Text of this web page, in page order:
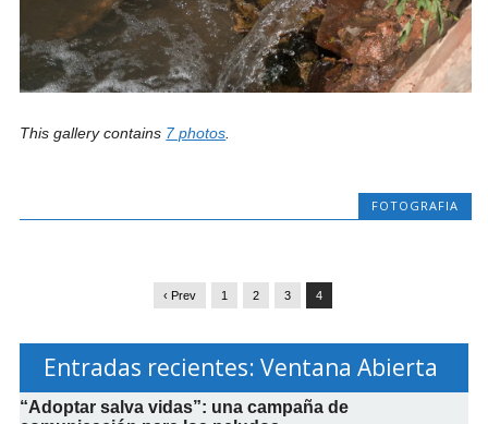
This gallery contains 7 photos
FOTOGRAFIA
‹ Prev 1 2 3 4
Entradas recientes: Ventana Abierta
“Adoptar salva vidas”: una campaña de